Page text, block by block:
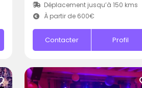
Déplacement jusqu’à 150 kms
À partir de 600€
Contacter Profil